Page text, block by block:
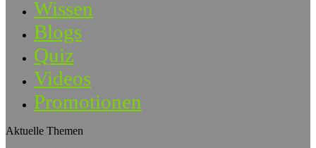
Wissen
Blogs
Quiz
Videos
Promotionen
Aktuelle Themen